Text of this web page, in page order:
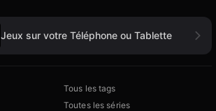
Jeux sur votre Téléphone ou Tablette
Tous les tags
Toutes les séries